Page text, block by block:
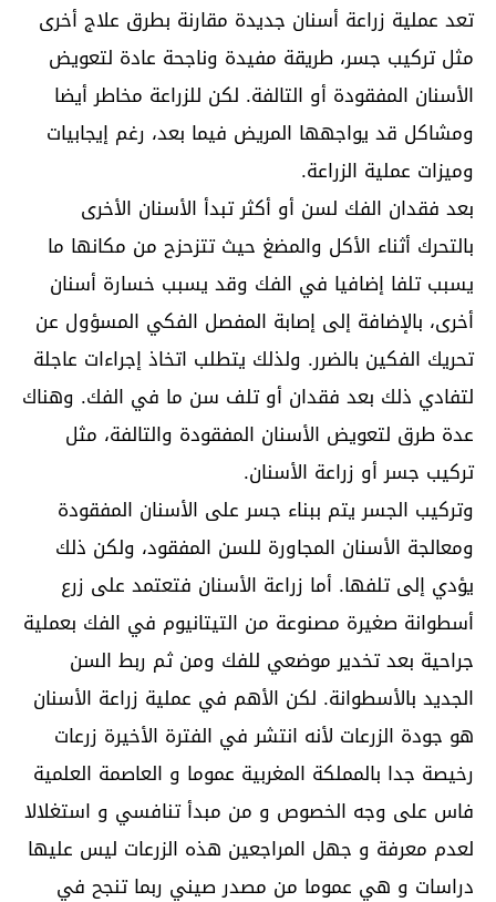
تعد عملية زراعة أسنان جديدة مقارنة بطرق علاج أخرى
مثل تركيب جسر، طريقة مفيدة وناجحة عادة لتعويض
الأسنان المفقودة أو التالفة. لكن للزراعة مخاطر أيضا
ومشاكل قد يواجهها المريض فيما بعد، رغم إيجابيات
وميزات عملية الزراعة.
بعد فقدان الفك لسن أو أكثر تبدأ الأسنان الأخرى
بالتحرك أثناء الأكل والمضغ حيث تتزحزح من مكانها ما
يسبب تلفا إضافيا في الفك وقد يسبب خسارة أسنان
أخرى، بالإضافة إلى إصابة المفصل الفكي المسؤول عن
تحريك الفكين بالضرر. ولذلك يتطلب اتخاذ إجراءات عاجلة
لتفادي ذلك بعد فقدان أو تلف سن ما في الفك. وهناك
عدة طرق لتعويض الأسنان المفقودة والتالفة، مثل
تركيب جسر أو زراعة الأسنان.
وتركيب الجسر يتم ببناء جسر على الأسنان المفقودة
ومعالجة الأسنان المجاورة للسن المفقود، ولكن ذلك
يؤدي إلى تلفها. أما زراعة الأسنان فتعتمد على زرع
أسطوانة صغيرة مصنوعة من التيتانيوم في الفك بعملية
جراحية بعد تخدير موضعي للفك ومن ثم ربط السن
الجديد بالأسطوانة. لكن الأهم في عملية زراعة الأسنان
هو جودة الزرعات لأنه انتشر في الفترة الأخيرة زرعات
رخيصة جدا بالمملكة المغربية عموما و العاصمة العلمية
فاس على وجه الخصوص و من مبدأ تنافسي و استغلالا
لعدم معرفة و جهل المراجعين هذه الزرعات ليس عليها
دراسات و هي عموما من مصدر صيني ربما تنجح في